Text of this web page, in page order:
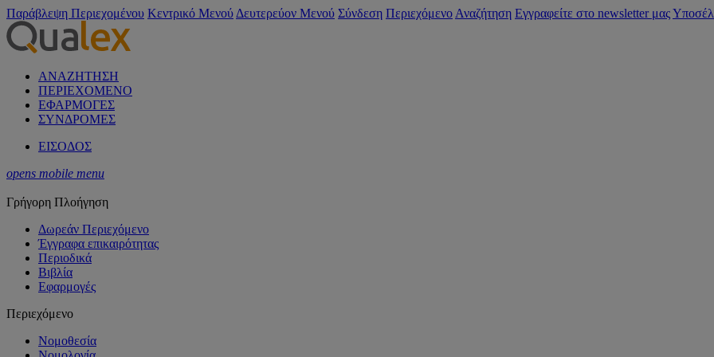
Παράβλεψη Περιεχομένου Κεντρικό Μενού Δευτερεύον Μενού Σύνδεση Περιεχόμενο Αναζήτηση Εγγραφείτε στο newsletter μας
ΑΝΑΖΗΤΗΣΗ
ΠΕΡΙΕΧΟΜΕΝΟ
ΕΦΑΡΜΟΓΕΣ
ΣΥΝΔΡΟΜΕΣ
ΕΙΣΟΔΟΣ
opens mobile menu
Γρήγορη Πλοήγηση
Δωρεάν Περιεχόμενο
Έγγραφα επικαιρότητας
Περιοδικά
Βιβλία
Εφαρμογές
Περιεχόμενο
Νομοθεσία